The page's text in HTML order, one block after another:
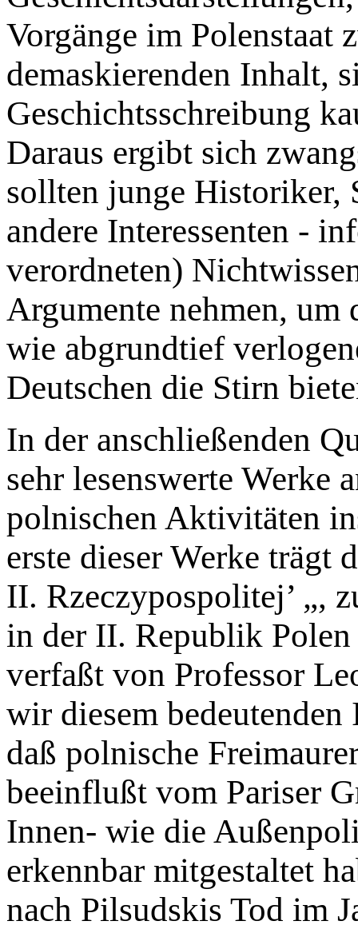
Vorgänge im Polenstaat
demaskierenden Inhalt,
Geschichtsschreibung
Daraus ergibt sich
sollten junge Historiker,
andere Interessenten -
verordneten)
Argumente nehmen, um
wie abgrundtief
Deutschen die Stirn
In der anschließenden
sehr lesenswerte Werke
polnischen Aktivitäten
erste dieser Werke trägt
II. Rzeczypospolitej’ „,
in der II. Republik Polen
verfaßt von Professor
wir diesem
daß polnische
beeinflußt vom Pariser
Innen- wie die
erkennbar mitgestaltet
nach Pilsudskis Tod im